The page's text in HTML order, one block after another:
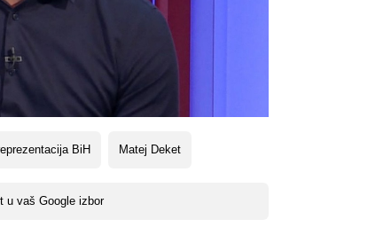
BiH Matej Deket
u vaš Google izbor